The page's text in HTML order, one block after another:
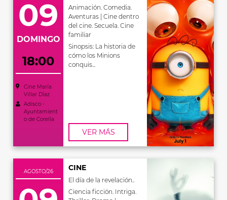
09
DOMINGO
18:00
Cine María
Villar Díaz
Adisco -
Ayuntamient
o de Corella
Animación. Comedia.
Aventuras | Cine dentro
del cine. Secuela. Cine
familiar
Sinopsis: La historia de
cómo los Minions
conquis...
VER MÁS
AGOSTO/26 CINE
El día de la revelación..
Ciencia ficción. Intriga.